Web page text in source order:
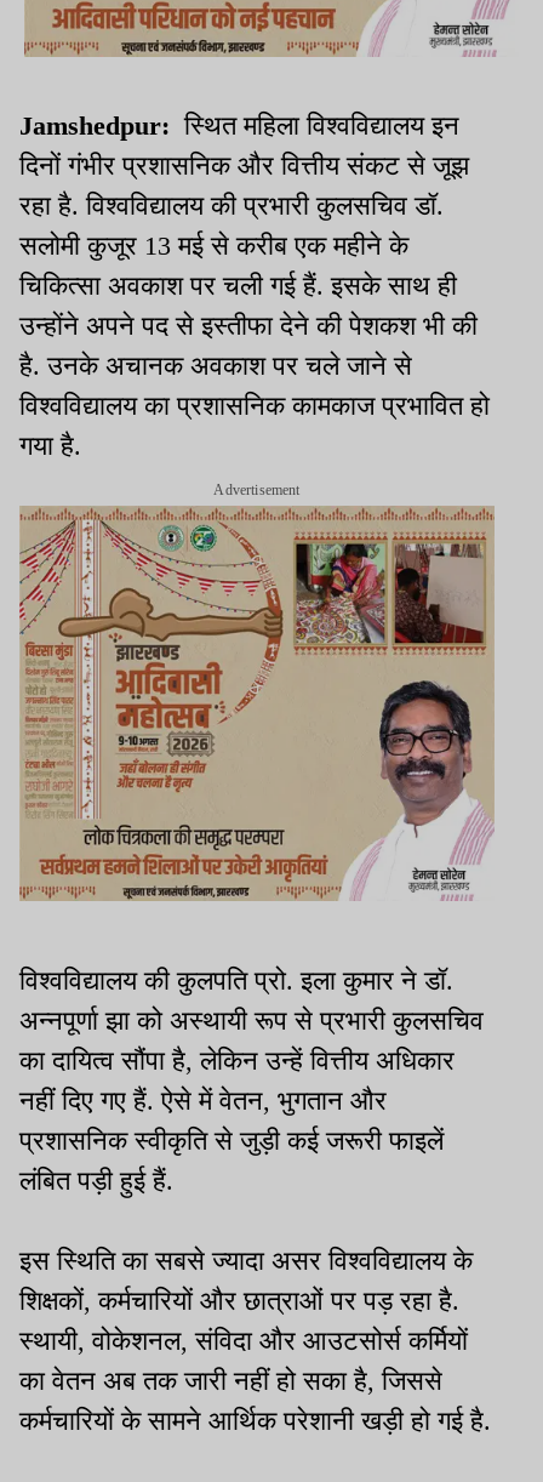
Jamshedpur: स्थित महिला विश्वविद्यालय इन
दिनों गंभीर प्रशासनिक और वित्तीय संकट से जूझ
रहा है. विश्वविद्यालय की प्रभारी कुलसचिव डॉ.
सलोमी कुजूर 13 मई से करीब एक महीने के
चिकित्सा अवकाश पर चली गई हैं. इसके साथ ही
उन्होंने अपने पद से इस्तीफा देने की पेशकश भी की
है. उनके अचानक अवकाश पर चले जाने से
विश्वविद्यालय का प्रशासनिक कामकाज प्रभावित हो
गया है.
Advertisement
विश्वविद्यालय की कुलपति प्रो. इला कुमार ने डॉ.
अन्नपूर्णा झा को अस्थायी रूप से प्रभारी कुलसचिव
का दायित्व सौंपा है, लेकिन उन्हें वित्तीय अधिकार
नहीं दिए गए हैं. ऐसे में वेतन, भुगतान और
प्रशासनिक स्वीकृति से जुड़ी कई जरूरी फाइलें
लंबित पड़ी हुई हैं.
इस स्थिति का सबसे ज्यादा असर विश्वविद्यालय के
शिक्षकों, कर्मचारियों और छात्राओं पर पड़ रहा है.
स्थायी, वोकेशनल, संविदा और आउटसोर्स कर्मियों
का वेतन अब तक जारी नहीं हो सका है, जिससे
कर्मचारियों के सामने आर्थिक परेशानी खड़ी हो गई है.